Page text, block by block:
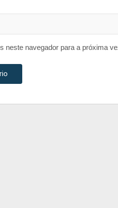
neste navegador para a próxima